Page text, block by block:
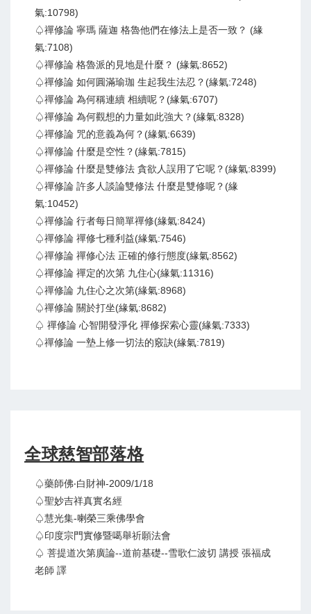
氣:10798)
♤禪修論 寧瑪 薩迦 格魯他們在修法上是否一致？ (緣
氣:7108)
♤禪修論 格魯派的見地是什麼？ (緣氣:8652)
♤禪修論 如何圓滿瑜珈 生起我生法忍？(緣氣:7248)
♤禪修論 為何稱連續 相續呢？(緣氣:6707)
♤禪修論 為何觀想的力量如此強大？(緣氣:8328)
♤禪修論 咒的意義為何？(緣氣:6639)
♤禪修論 什麼是空性？(緣氣:7815)
♤禪修論 什麼是雙修法 貪欲人誤用了它呢？(緣氣:8399)
♤禪修論 許多人談論雙修法 什麼是雙修呢？(緣
氣:10452)
♤禪修論 行者每日簡單禪修(緣氣:8424)
♤禪修論 禪修七種利益(緣氣:7546)
♤禪修論 禪修心法 正確的修行態度(緣氣:8562)
♤禪修論 禪定的次第 九住心(緣氣:11316)
♤禪修論 九住心之次第(緣氣:8968)
♤禪修論 關於打坐(緣氣:8682)
♤ 禪修論 心智開發淨化 禪修探索心靈(緣氣:7333)
♤禪修論 一墊上修一切法的竅訣(緣氣:7819)
全球慈智部落格
♤藥師佛‧白財神-2009/1/18
♤聖妙吉祥真實名經
♤慧光集-喇榮三乘佛學會
♤印度宗門實修暨噶舉祈願法會
♤ 菩提道次第廣論--道前基礎--雪歌仁波切 講授 張福成
老師 譯